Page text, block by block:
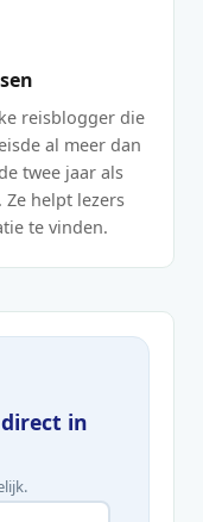
reisblogger die
al meer dan
twee jaar als
helpt lezers
te vinden.
in